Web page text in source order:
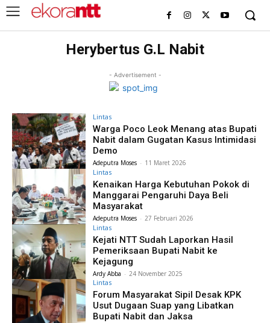
Herybertus G.L Nabit
- Advertisement -
Lintas
Warga Poco Leok Menang atas Bupati
Nabit dalam Gugatan Kasus Intimidasi
Demo
Adeputra Moses - 11 Maret 2026
Lintas
Kenaikan Harga Kebutuhan Pokok di
Manggarai Pengaruhi Daya Beli
Masyarakat
Adeputra Moses - 27 Februari 2026
Lintas
Kejati NTT Sudah Laporkan Hasil
Pemeriksaan Bupati Nabit ke
Kejagung
Ardy Abba - 24 November 2025
Lintas
Forum Masyarakat Sipil Desak KPK
Usut Dugaan Suap yang Libatkan
Bupati Nabit dan Jaksa